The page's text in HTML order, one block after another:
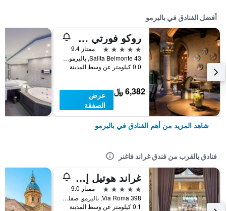
أفضل الفنادق في باليرمو
روكو فورتي فيلا إجيا
5 نجوم
ممتاز 9.4
Salita Belmonte 43, باليرمو, صقلية, إيطاليا
0.0 كيلومتر عن وسط المدينة
6,382 ﷼
عرض
الصفقة
شاهد المزيد من أهم الفنادق في باليرمو
فنادق بالقرب من فندق غراند فاغنر
غراند هوتيل إيه ديه بالم
5 نجوم
ممتاز 9.0
Via Roma 398, باليرمو, صقلية, إيطاليا
0.1 كيلومتر عن وسط المدينة